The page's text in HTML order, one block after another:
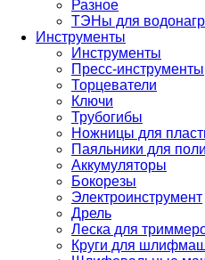
Разное
ТЭНы для
Инструменты
Инструменты
Пресс-инструменты
Торцеватели
Ключи
Трубогибы
Ножницы для
Паяльники для
Аккумуляторы
Бокорезы
Электроинструмент
Дрель
Леска для
Круги для